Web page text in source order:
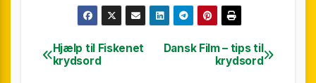
Indlægsnavigation
Dansk Film – tips til
krydsord
Hjælp til Fiskenet
krydsord